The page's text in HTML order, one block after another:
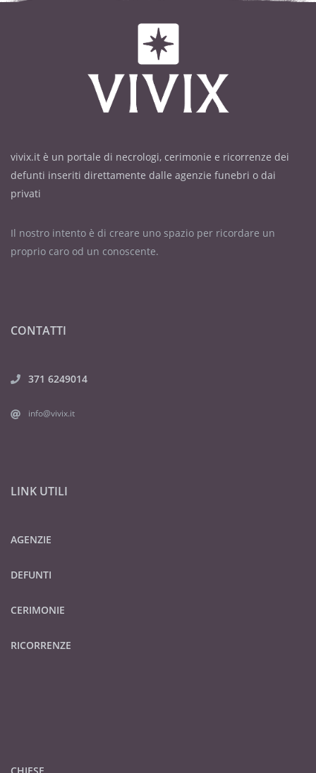
vivix.it è un portale di necrologi, cerimonie e ricorrenze dei
defunti inseriti direttamente dalle agenzie funebri o dai
privati
Il nostro intento è di creare uno spazio per ricordare un
proprio caro od un conoscente.
CONTATTI
371 6249014
info@vivix.it
LINK UTILI
AGENZIE
DEFUNTI
CERIMONIE
RICORRENZE